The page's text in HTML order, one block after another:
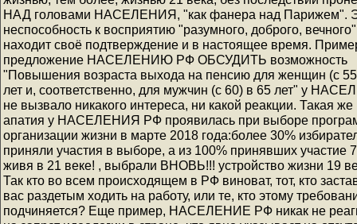
НАД головами НАСЕЛЕНИЯ, "как фанера над Парижем".
неспособность к восприятию "разумного, доброго,
находит своё подтверждение и в настоящее время.
предложение НАСЕЛЕНИЮ РФ ОБСУДИТЬ возможность
"Повышения возраста выхода на пенсию для женщин (с
лет и, соответственно, для мужчин (с 60) в 65 лет" у
не вызвало никакого интереса, ни какой реакции. Такая же
апатия у НАСЕЛЕНИЯ РФ проявилась при выборе
организации жизни в марте 2018 года:более 30%
приняли участия в выборе, а из 100% принявших участие
живя в 21 веке! , выбрали ВНОВЬ!!! устройство жизни 19
Так кто во всем происходящем в РФ виноват, тот, кто
вас раздетым ходить на работу, или те, кто этому
подчиняется? Еще пример, НАСЕЛЕНИЕ РФ никак не